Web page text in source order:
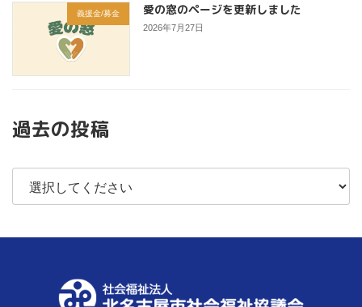
義援金/募金 愛の窓のページを更新しました
2026年7月27日
過去の投稿